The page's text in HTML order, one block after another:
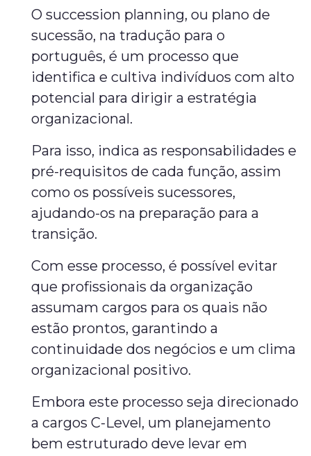
O succession planning, ou plano de
sucessão, na tradução para o
português, é um processo que
identifica e cultiva indivíduos com alto
potencial para dirigir a estratégia
organizacional.
Para isso, indica as responsabilidades e
pré-requisitos de cada função, assim
como os possíveis sucessores,
ajudando-os na preparação para a
transição.
Com esse processo, é possível evitar
que profissionais da organização
assumam cargos para os quais não
estão prontos, garantindo a
continuidade dos negócios e um clima
organizacional positivo.
Embora este processo seja direcionado
a cargos C-Level, um planejamento
bem estruturado deve levar em